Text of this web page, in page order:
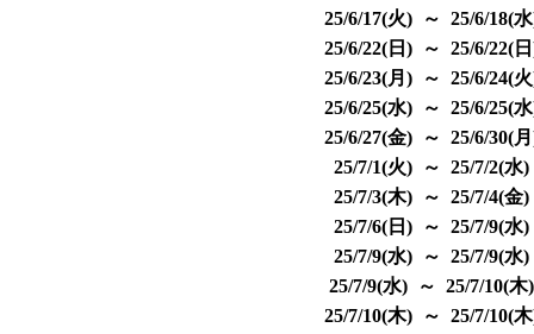
25/6/17(火) ～ 25/6/18(
25/6/22(日) ～ 25/6/22(
25/6/23(月) ～ 25/6/24(
25/6/25(水) ～ 25/6/25(
25/6/27(金) ～ 25/6/30(
25/7/1(火) ～ 25/7/2(
25/7/3(木) ～ 25/7/4(
25/7/6(日) ～ 25/7/9(
25/7/9(水) ～ 25/7/9(
25/7/9(水) ～ 25/7/10(
25/7/10(木) ～ 25/7/10(